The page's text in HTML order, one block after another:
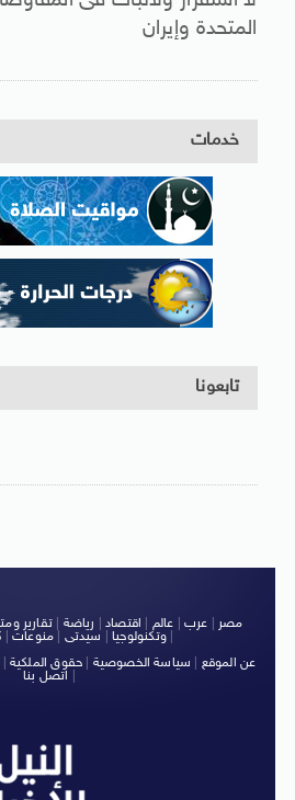
المتحدة وإيران
خدمات
تابعونا
مصر عرب عالم اقتصاد رياضة |تقارير
وتكنولوجيا| سيدتى منوعات
|
عن الموقع
سياسة الخصوصية حقوق الملكية
اتصل بنا